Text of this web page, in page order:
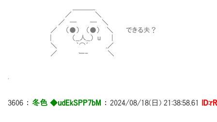
／ ＼
／ ─ ─ ＼
／ （●） （●） ＼ できる夫？
| （__人__） u |
＼ ｀⌒´ ,／
／ ー‐ ＼
3606 ： 冬色 ◆udEkSPP7bM ： 2024/08/18(日) 21:38:58.61